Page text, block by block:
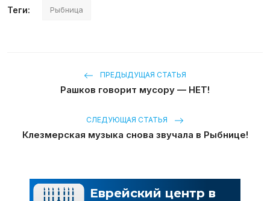
Теги: Рыбница
ПРЕДЫДУЩАЯ СТАТЬЯ
Рашков говорит мусору — НЕТ!
СЛЕДУЮЩАЯ СТАТЬЯ
Клезмерская музыка снова звучала в Рыбнице!